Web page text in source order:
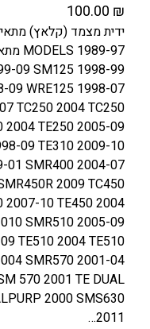
100.00 ₪
09 SM125 1998-99
09 WRE125 1998-07
TC250 2004 TC250
2004 TE250 2005-09
09 TE310 2009-10
01 SMR400 2004-07
2009 TC450
2007-10 TE450 2004
SMR510 2005-09
TE510 2004 TE510
SMR570 2001-04
570 2001 TE DUAL
2000 SMS630
2011…